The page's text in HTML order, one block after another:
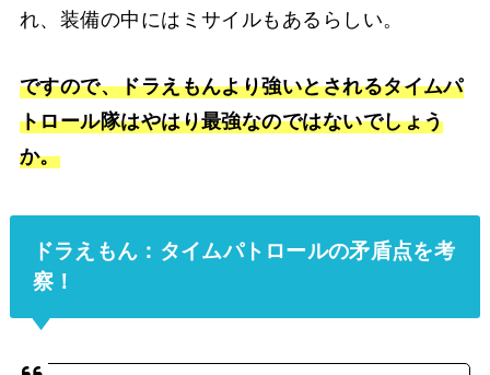
れ、装備の中にはミサイルもあるらしい。
ですので、ドラえもんより強いとされるタイムパ
トロール隊はやはり最強なのではないでしょう
か。
ドラえもん：タイムパトロールの矛盾点を考
察！